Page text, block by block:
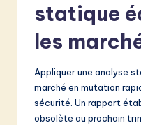
statique
les
Appliquer une analyse
marché en mutation
sécurité. Un rapport
obsolète au prochain